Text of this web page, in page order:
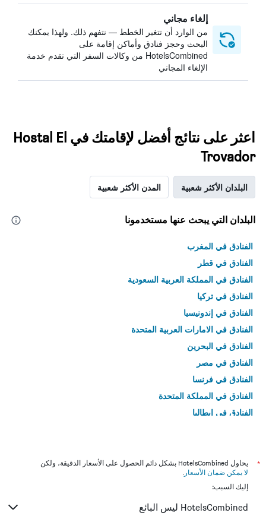
إلغاء مجاني
من الوارد أن تتغير الخطط — نتفهم ذلك. ولهذا يمكنك
البحث وحجز فنادق وأماكن إقامة على
HotelsCombined من وكالات السفر التي تقدم خدمة
الإلغاء المجاني
اعثر على نتائج أفضل لإقامتك في Hostal El
Trovador
البلدان الأكثر شعبية المدن الأكثر شعبية
البلدان التي يبحث عنها مستخدمونا
الفنادق في المغرب
الفنادق في قطر
الفنادق في المملكة العربية السعودية
الفنادق في تركيا
الفنادق في إندونيسيا
الفنادق في الامارات العربية المتحدة
الفنادق في البحرين
الفنادق في مصر
الفنادق في فرنسا
الفنادق في المملكة المتحدة
الفنادق في إيطاليا
*
يحاول HotelsCombined بشكل دائم الحصول على الأسعار الدقيقة، ولكن
لا يمكن ضمان الأسعار .
إليك السبب:
HotelsCombined ليس البائع